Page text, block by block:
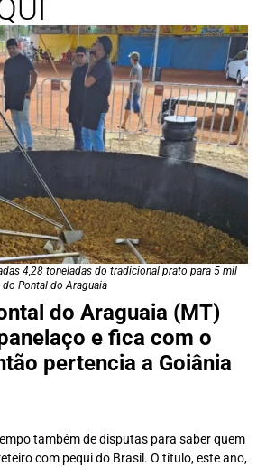
4,28 toneladas do tradicional prato para 5 mil
Pontal do Araguaia
do Araguaia (MT)
e fica com o
pertencia a Goiânia
também de disputas para saber quem
com pequi do Brasil. O título, este ano,